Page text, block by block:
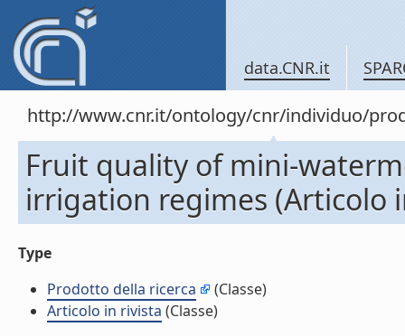
data.CNR.it
http://www.cnr.it/ontology/cnr/individuo/
Fruit quality of mini-
irrigation regimes (Articolo
Type
Prodotto della ricerca
(Classe)
Articolo in rivista (Classe)